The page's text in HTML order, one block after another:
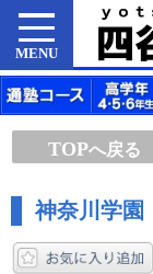
MENU
TOPへ戻る
神奈川学園